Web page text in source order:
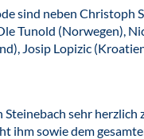
sind neben Christoph
Tunold (Norwegen),
Josip Lopizic
sehr herzlich
ihm sowie dem